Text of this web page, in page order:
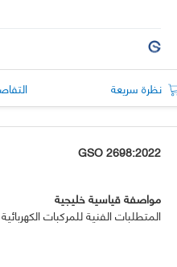
نظرة سريعة
GSO 2698:2022
مواصفة قياسية خليجية
المتطلبات الفنية للمركبات الكهربائية